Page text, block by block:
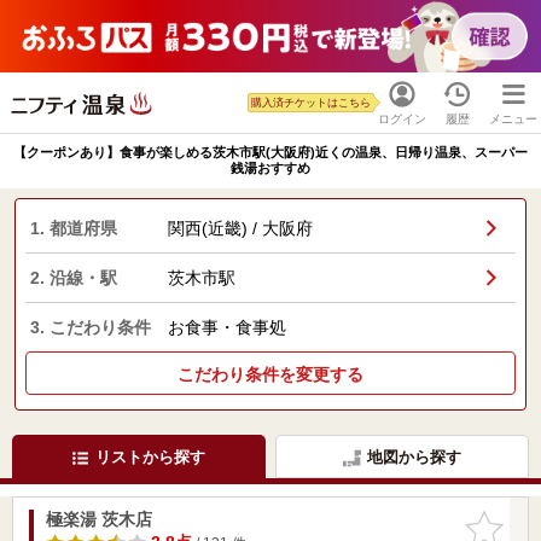
ログイン
購入済チケットはこちら
履歴 メニュー
【クーポンあり】食事が楽しめる茨木市駅(大阪府)近くの温泉、日帰り温泉、スーパー
銭湯おすすめ
1. 都道府県 関西(近畿) / 大阪府
2. 沿線・駅 茨木市駅
3. こだわり条件 お食事・食事処
こだわり条件を変更する
リストから探す 地図から探す
お気に入
極楽湯 茨木店